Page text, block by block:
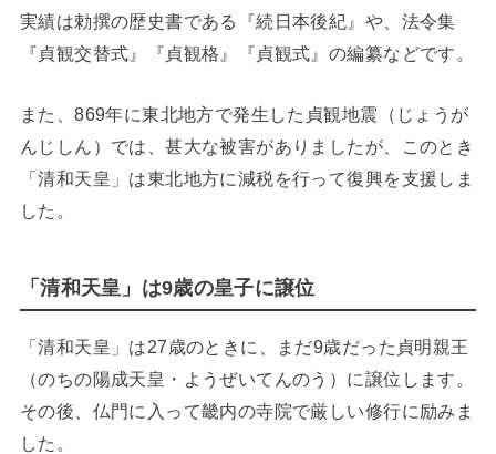
実績は勅撰の歴史書である『続日本後紀』や、法令集
『貞観交替式』『貞観格』『貞観式』の編纂などです。
また、869年に東北地方で発生した貞観地震（じょうが
んじしん）では、甚大な被害がありましたが、このとき
「清和天皇」は東北地方に減税を行って復興を支援しま
した。
「清和天皇」は9歳の皇子に譲位
「清和天皇」は27歳のときに、まだ9歳だった貞明親王
（のちの陽成天皇・ようぜいてんのう）に譲位します。
その後、仏門に入って畿内の寺院で厳しい修行に励みま
した。